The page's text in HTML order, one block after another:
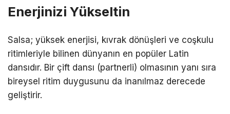
Enerjinizi Yükseltin
Salsa; yüksek enerjisi, kıvrak dönüşleri ve coşkulu
ritimleriyle bilinen dünyanın en popüler Latin
dansıdır. Bir çift dansı (partnerli) olmasının yanı sıra
bireysel ritim duygusunu da inanılmaz derecede
geliştirir.